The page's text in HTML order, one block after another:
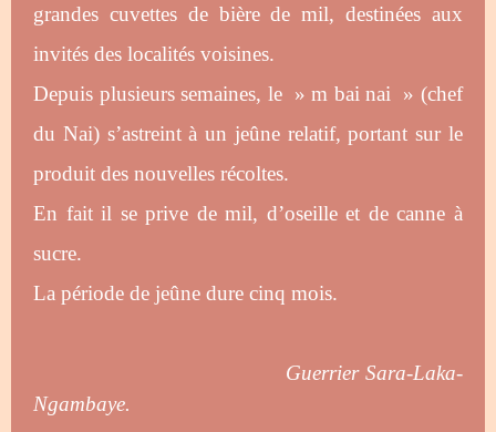
grandes cuvettes de bière de mil, destinées aux
invités des localités voisines.
Depuis plusieurs semaines, le » m bai nai » (chef
du Nai) s’astreint à un jeûne relatif, portant sur le
produit des nouvelles récoltes.
En fait il se prive de mil, d’oseille et de canne à
sucre.
La période de jeûne dure cinq mois.
Guerrier Sara-Laka-
Ngambaye.